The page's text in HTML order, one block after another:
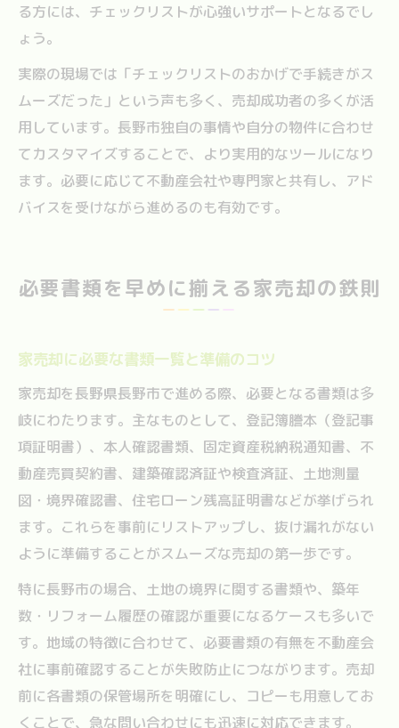
る方には、チェックリストが心強いサポートとなるでし
ょう。
実際の現場では「チェックリストのおかげで手続きがス
ムーズだった」という声も多く、売却成功者の多くが活
用しています。長野市独自の事情や自分の物件に合わせ
てカスタマイズすることで、より実用的なツールになり
ます。必要に応じて不動産会社や専門家と共有し、アド
バイスを受けながら進めるのも有効です。
必要書類を早めに揃える家売却の鉄則
家売却に必要な書類一覧と準備のコツ
家売却を長野県長野市で進める際、必要となる書類は多
岐にわたります。主なものとして、登記簿謄本（登記事
項証明書）、本人確認書類、固定資産税納税通知書、不
動産売買契約書、建築確認済証や検査済証、土地測量
図・境界確認書、住宅ローン残高証明書などが挙げられ
ます。これらを事前にリストアップし、抜け漏れがない
ように準備することがスムーズな売却の第一歩です。
特に長野市の場合、土地の境界に関する書類や、築年
数・リフォーム履歴の確認が重要になるケースも多いで
す。地域の特徴に合わせて、必要書類の有無を不動産会
社に事前確認することが失敗防止につながります。売却
前に各書類の保管場所を明確にし、コピーも用意してお
くことで、急な問い合わせにも迅速に対応できます。